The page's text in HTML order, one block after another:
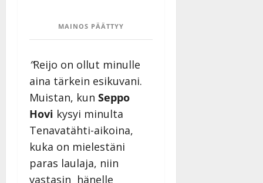
MAINOS PÄÄTTYY
”Reijo on ollut minulle
aina tärkein esikuvani.
Muistan, kun Seppo
Hovi kysyi minulta
Tenavatähti-aikoina,
kuka on mielestäni
paras laulaja, niin
vastasin hänelle